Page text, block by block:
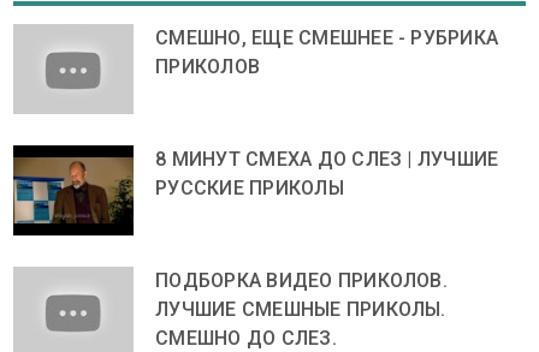
СМЕШНО, ЕЩЕ СМЕШНЕЕ - РУБРИКА
ПРИКОЛОВ
8 МИНУТ СМЕХА ДО СЛЕЗ | ЛУЧШИЕ
РУССКИЕ ПРИКОЛЫ
ПОДБОРКА ВИДЕО ПРИКОЛОВ.
ЛУЧШИЕ СМЕШНЫЕ ПРИКОЛЫ.
СМЕШНО ДО СЛЕЗ.